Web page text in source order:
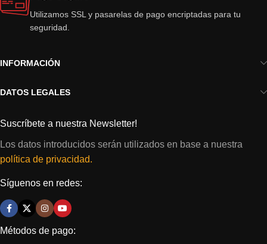
Utilizamos SSL y pasarelas de pago encriptadas para tu
seguridad.
INFORMACIÓN
DATOS LEGALES
Suscríbete a nuestra Newsletter!
Los datos introducidos serán utilizados en base a nuestra
política de privacidad.
Síguenos en redes:
Métodos de pago: